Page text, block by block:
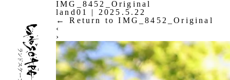
IMG_8452_Original
land01
| 2025.5.22
←
Return to IMG_8452_Original
‹
›